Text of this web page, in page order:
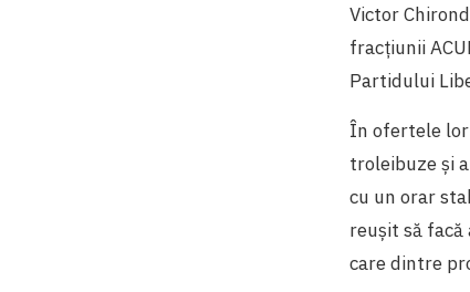
Victor
fracțiunii
Partidului
În ofertele lor
troleibuze și
cu un orar
reușit să
care dintre